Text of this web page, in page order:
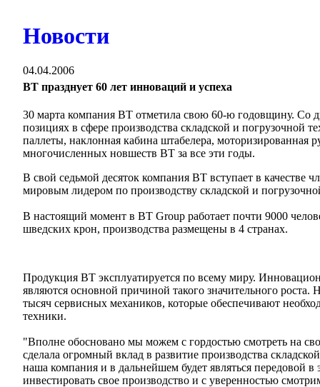
Новости
04.04.2006
BT празднует 60 лет инноваций и успеха
30 марта компания ВТ отметила свою 60-ю годовщину. Со
позициях в сфере производства складской и погрузочной
паллеты, наклонная кабина штабелера, моторизированная
многочисленных новшеств ВТ за все эти годы.
В свой седьмой десяток компания ВТ вступает в качестве
мировым лидером по производству складской и
В настоящий момент в BT Group работает почти 9000
шведских крон, производства размещены в 4 странах.
Продукция ВТ эксплуатируется по всему миру.
являются основной причиной такого значительного
тысяч сервисных механиков, которые обеспечивают
техники.
"Вполне обосновано мы можем с гордостью смотреть на
сделала огромный вклад в развитие производства
наша компания и в дальнейшем будет являться передовой
инвестировать свое производство и с уверенностью